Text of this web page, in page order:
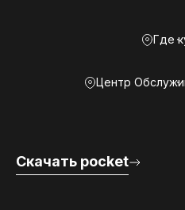
Где
Центр
Скачать pocket